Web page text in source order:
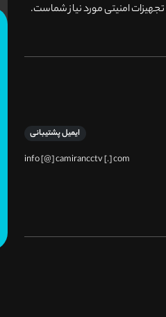
امنیتی مورد نیاز شماست.
ایمیل پشتیبانی
info [@] camirancctv [.] com